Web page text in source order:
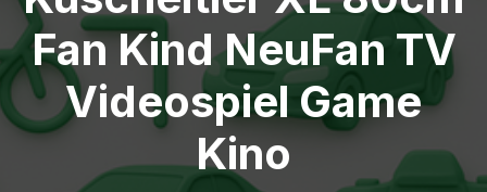
Fan Kind NeuFan TV
Videospiel Game
Kino